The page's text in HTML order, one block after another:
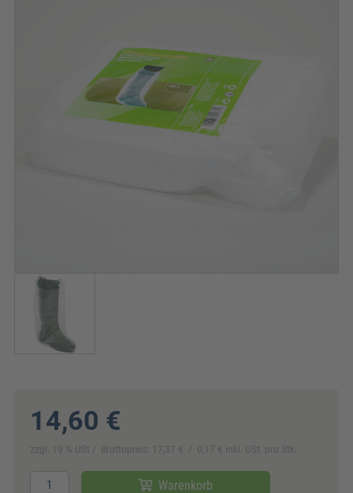
14,60 €
zzgl. 19 % USt Bruttopreis: 17,37 € 0,17 € inkl. USt. pro Stk.
Warenkorb